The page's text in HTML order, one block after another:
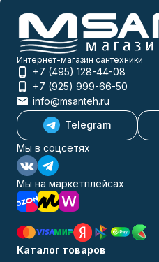
Интернет-магазин сантехники
+7 (495) 128-44-08
+7 (925) 999-66-50
info@msanteh.ru
Telegram
Мы в соцсетях
Мы на маркетплейсах
Каталог товаров